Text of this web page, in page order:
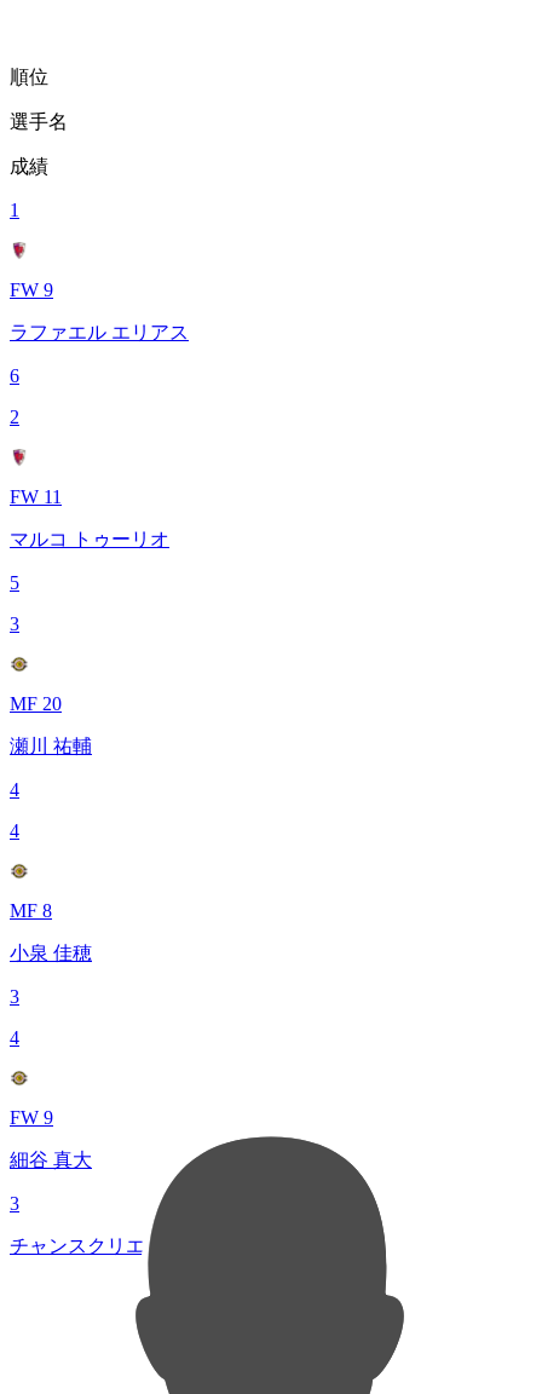
順位
選手名
成績
1
FW 9
ラファエル エリアス
6
2
FW 11
マルコ トゥーリオ
5
3
MF 20
瀬川 祐輔
4
4
MF 8
小泉 佳穂
3
4
FW 9
細谷 真大
3
チャンスクリエイト総数